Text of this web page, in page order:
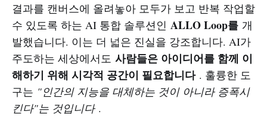
결과를 캔버스에 올려놓아 모두가 보고 반복 작업할
수 있도록 하는 AI 통합 솔루션인 ALLO Loop를 개
발했습니다. 이는 더 넓은 진실을 강조합니다. AI가
주도하는 세상에서도 사람들은 아이디어를 함께 이
해하기 위해 시각적 공간이 필요합니다. 훌륭한 도
구는 "인간의 지능을 대체하는 것이 아니라 증폭시
킨다"는 것입니다.